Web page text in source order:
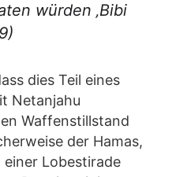
würden ‚Bibi
dies Teil eines
Netanjahu
Waffenstillstand
der Hamas,
Lobestirade